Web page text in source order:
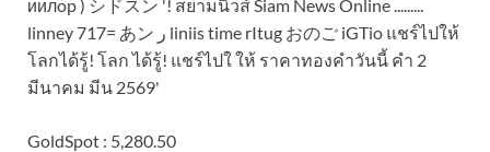
GoldSpot : 5,280.50